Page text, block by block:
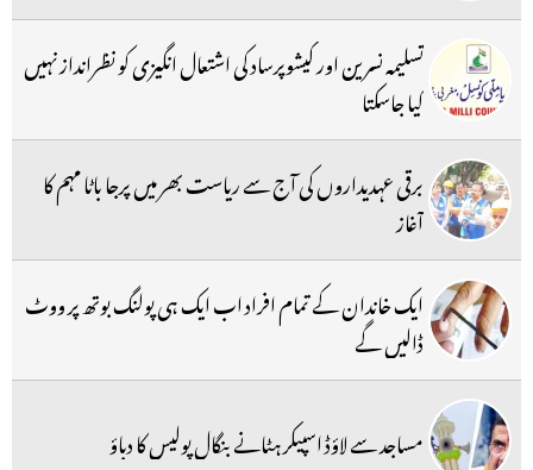
تسلیمہ نسرین اور کیشوپرساد کی اشتعال انگیزی کو نظرانداز نہیں
کیا جاسکتا
برقی عہدیداروں کی آج سے ریاست بھر میں پرجا باٹا مہم کا
آغاز
ایک خاندان کے تمام افراد اب ایک ہی پولنگ بوتھ پر ووٹ
ڈالیں گے
مساجد سے لاؤڈ اسپیکر ہٹانے بنگال پولیس کا دباؤ